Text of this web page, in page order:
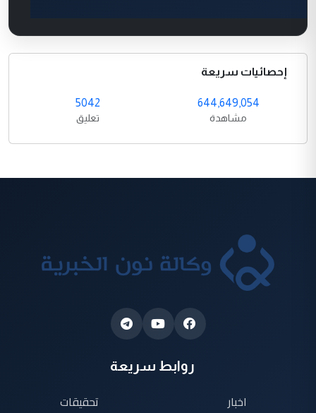
إحصائيات سريعة
644,649,054
مشاهدة
5042
تعليق
روابط سريعة
اخبار
تحقيقات